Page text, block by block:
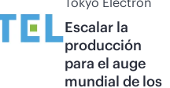
Escalar la
producción
para el auge
mundial de los